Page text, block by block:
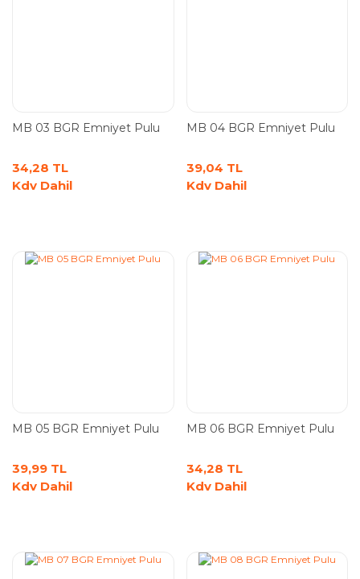
MB 03 BGR Emniyet Pulu
34,28 TL
Kdv Dahil
MB 04 BGR Emniyet Pulu
39,04 TL
Kdv Dahil
MB 05 BGR Emniyet Pulu
39,99 TL
Kdv Dahil
MB 06 BGR Emniyet Pulu
34,28 TL
Kdv Dahil